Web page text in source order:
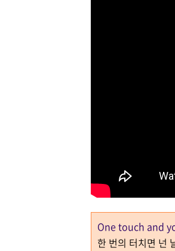
One touch and
한 번의 터치면 넌